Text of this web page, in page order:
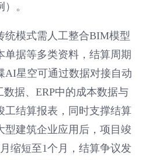
。
统模式需人工整合BIM模型
单据等多类资料，结算周期
AI星空可通过数据对接自动
据、ERP中的成本数据与
工结算报表，同时支撑结算
型建筑企业应用后，项目竣
缩短至1个月，结算争议发